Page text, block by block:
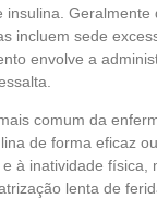
incluem sede
envolve a
comum da
de forma eficaz
à inatividade
lenta de